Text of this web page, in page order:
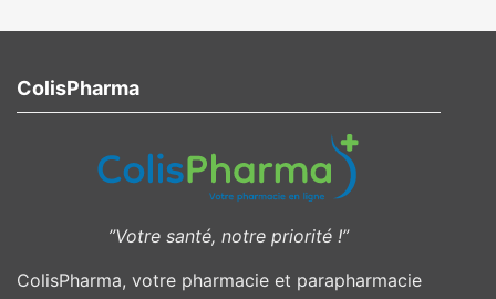
ColisPharma
”Votre santé, notre priorité !”
ColisPharma, votre pharmacie et parapharmacie